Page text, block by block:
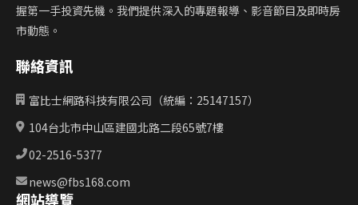
握第一手投資先機。我們提供深入的專題報導、影音節目及即時房
市動態。
聯絡資訊
富比士網路科技有限公司（統編：25147157）
104台北市中山區建國北路二段65號7樓
02-2516-5377
news@fbs168.com
網站導覽